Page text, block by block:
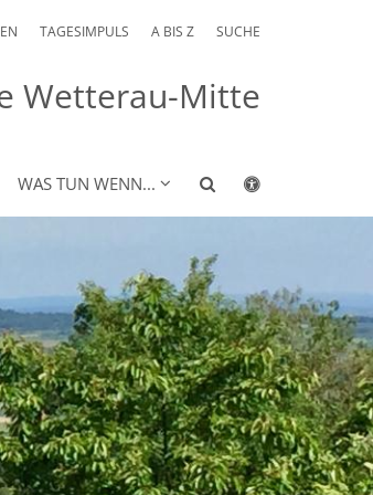
TAGESIMPULS A BIS Z SUCHE
Wetterau-Mitte
WAS TUN WENN...